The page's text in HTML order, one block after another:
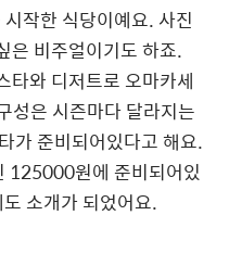
작한 식당이예요. 사진
은 비주얼이기도 하죠.
타와 디저트로 오마카세
성은 시즌마다 달라지는
가 준비되어있다고 해요.
125000원에 준비되어있
소개가 되었어요.